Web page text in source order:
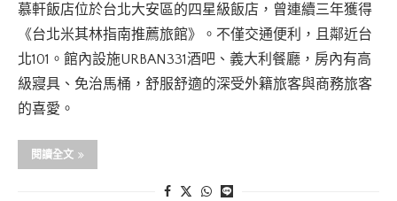
慕軒飯店位於台北大安區的四星級飯店，曾連續三年獲得
《台北米其林指南推薦旅館》。不僅交通便利，且鄰近台
北101。館內設施URBAN331酒吧、義大利餐廳，房內有高
級寢具、免治馬桶，舒服舒適的深受外籍旅客與商務旅客
的喜愛。
閱讀全文